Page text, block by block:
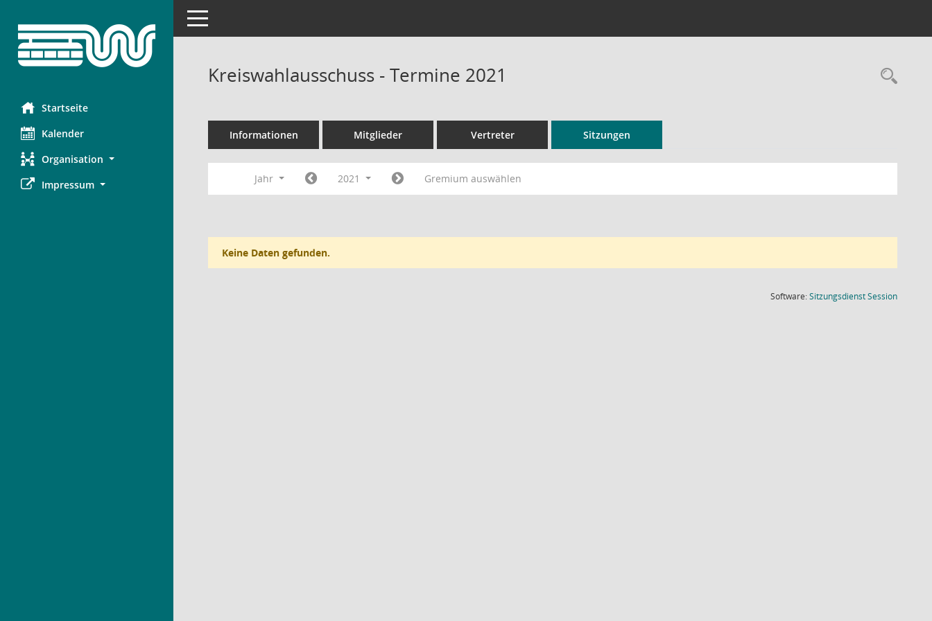
Startseite
Kalender
Organisation
Impressum
Toggle navigation
Kreiswahlausschuss - Termine 2021
Informationen Mitglieder Vertreter Sitzungen
Jahr 2021 Gremium auswählen
Keine Daten gefunden.
Software:SitzungsdienstSession(Wird in